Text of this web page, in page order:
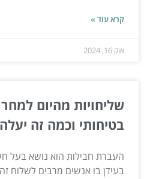
קרא עוד »
אוק 16, 2024
שליחויות מהיום
בטיחותי וכמה זה
העברת חבילות הוא נושא בעל
בעידן בו אנשים מרבים לשלוח